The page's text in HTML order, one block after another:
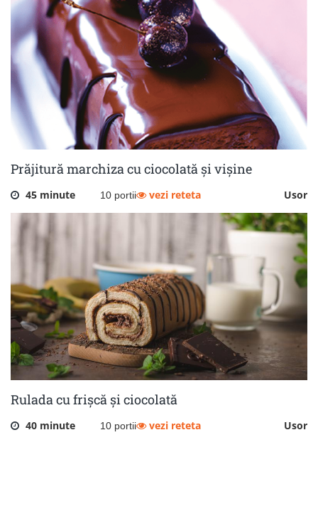
Prăjitură marchiza cu ciocolată și vișine
45 minute 10 portii Usor
vezi reteta
Rulada cu frișcă și ciocolată
40 minute 10 portii Usor
vezi reteta